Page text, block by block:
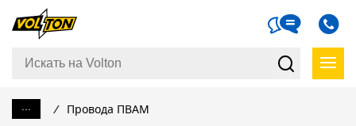
... / Провода ПВАМ